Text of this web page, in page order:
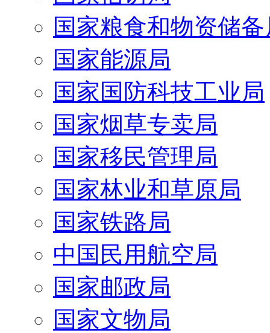
国家粮食和物资储
国家能源局
国家国防科技工业局
国家烟草专卖局
国家移民管理局
国家林业和草原局
国家铁路局
中国民用航空局
国家邮政局
国家文物局